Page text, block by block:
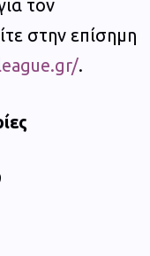
τον
στην επίσημη
.